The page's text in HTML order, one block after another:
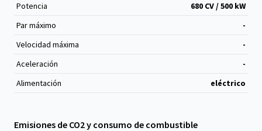
Potencia
680 CV / 500 kW
Par máximo
-
Velocidad máxima
-
Aceleración
-
Alimentación
eléctrico
Emisiones de CO2 y consumo de combustible